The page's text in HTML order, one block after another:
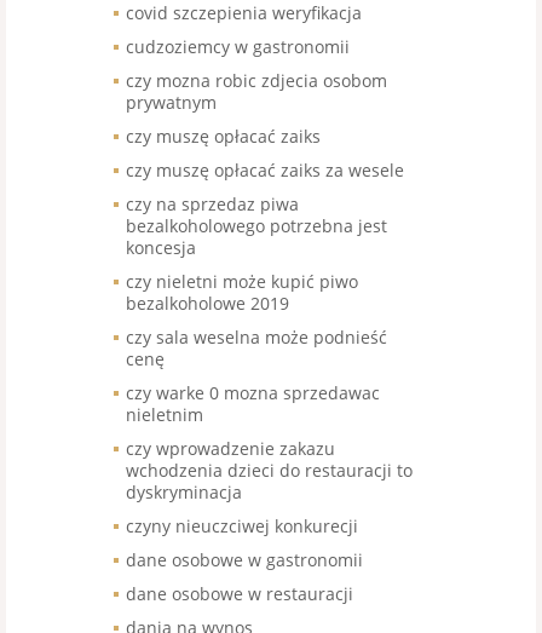
covid szczepienia weryfikacja
cudzoziemcy w gastronomii
czy mozna robic zdjecia osobom
prywatnym
czy muszę opłacać zaiks
czy muszę opłacać zaiks za wesele
czy na sprzedaz piwa
bezalkoholowego potrzebna jest
koncesja
czy nieletni może kupić piwo
bezalkoholowe 2019
czy sala weselna może podnieść
cenę
czy warke 0 mozna sprzedawac
nieletnim
czy wprowadzenie zakazu
wchodzenia dzieci do restauracji to
dyskryminacja
czyny nieuczciwej konkurecji
dane osobowe w gastronomii
dane osobowe w restauracji
dania na wynos